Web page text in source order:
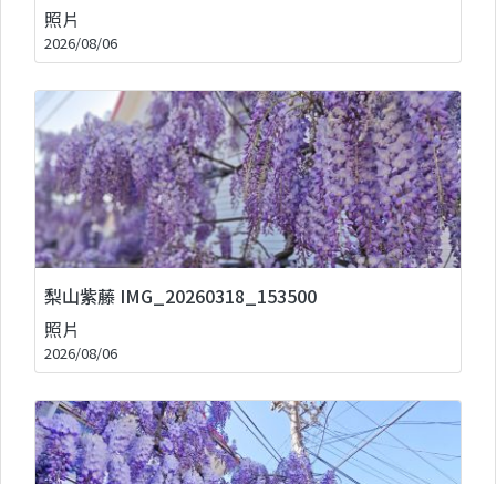
照片
2026/08/06
梨山紫藤 IMG_20260318_153500
照片
2026/08/06